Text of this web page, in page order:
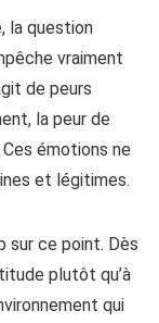
la question
vraiment
de peurs
la peur de
émotions ne
et légitimes.
sur ce point. Dès
plutôt qu’à
qui